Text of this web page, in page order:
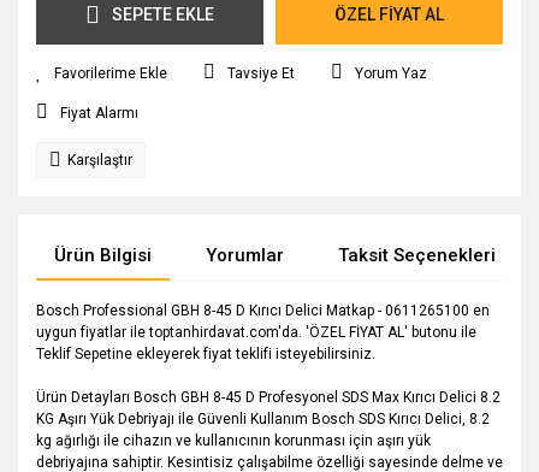
SEPETE EKLE ÖZEL FİYAT AL
Tavsiye Et Yorum Yaz
Fiyat Alarmı
Karşılaştır
Ürün Bilgisi Yorumlar Taksit Seçenekleri
Bosch Professional GBH 8-45 D Kırıcı Delici Matkap - 0611265100 en
uygun fiyatlar ile toptanhirdavat.com'da. 'ÖZEL FİYAT AL' butonu ile
Teklif Sepetine ekleyerek fiyat teklifi isteyebilirsiniz.
Ürün Detayları Bosch GBH 8-45 D Profesyonel SDS Max Kırıcı Delici 8.2
KG Aşırı Yük Debriyajı ile Güvenli Kullanım Bosch SDS Kırıcı Delici, 8.2
kg ağırlığı ile cihazın ve kullanıcının korunması için aşırı yük
debriyajına sahiptir. Kesintisiz çalışabilme özelliği sayesinde delme ve